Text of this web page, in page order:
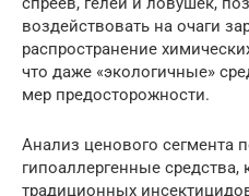
воздействовать на очаги
распространение
что даже «экологичные»
мер предосторожности.
Анализ ценового сегмента
гипоаллергенные
традиционных